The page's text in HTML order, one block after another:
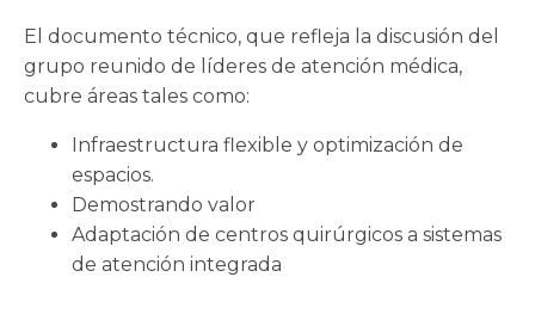
El documento técnico, que refleja la discusión del
grupo reunido de líderes de atención médica,
cubre áreas tales como:
Infraestructura flexible y optimización de
espacios.
Demostrando valor
Adaptación de centros quirúrgicos a sistemas
de atención integrada